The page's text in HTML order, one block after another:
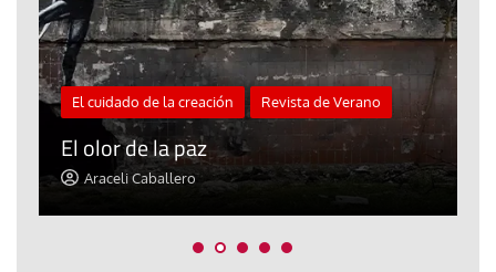
El cuidado de la creación Revista de Verano
El olor de la paz
Araceli Caballero